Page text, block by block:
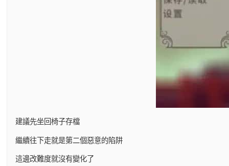
建議先坐回椅子存檔
繼續往下走就是第二個惡意的陷阱
這邊改難度就沒有變化了